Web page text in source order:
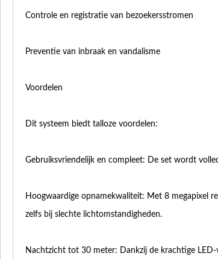
Controle en registratie van bezoekersstromen
Preventie van inbraak en vandalisme
Voordelen
Dit systeem biedt talloze voordelen:
Gebruiksvriendelijk en compleet: De set wordt
Hoogwaardige opnamekwaliteit: Met 8 megapixel
zelfs bij slechte lichtomstandigheden.
Nachtzicht tot 30 meter: Dankzij de krachtige